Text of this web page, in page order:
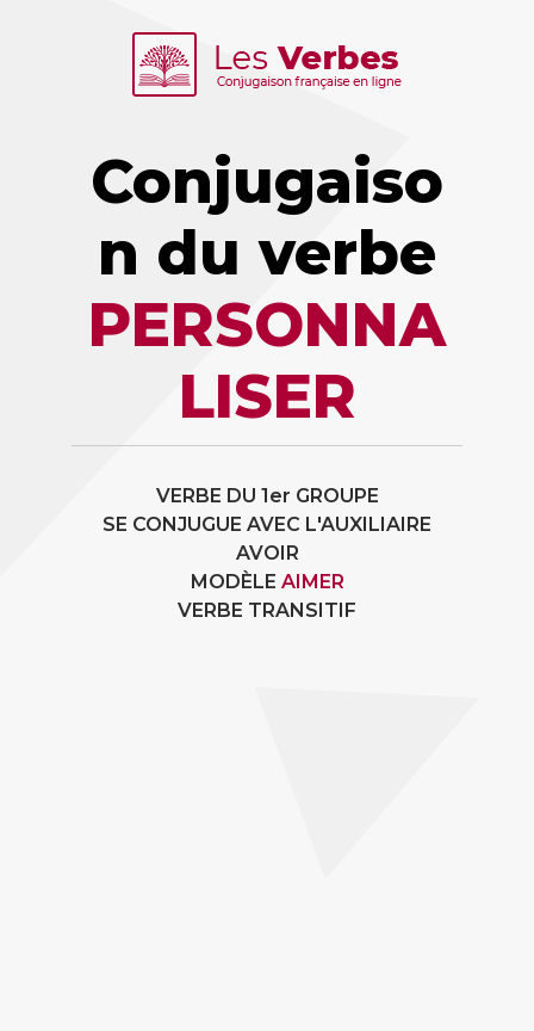
Conjugaiso
n du verbe
PERSONNA
LISER
VERBE DU 1er GROUPE
SE CONJUGUE AVEC L'AUXILIAIRE
AVOIR
MODÈLE AIMER
VERBE TRANSITIF